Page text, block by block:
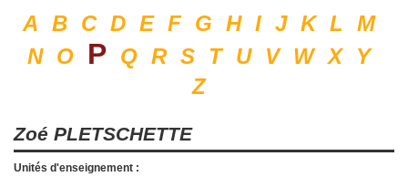
A B C D E F G H I J K L M
N
O P Q R S T U V W X
Y
Z
Zoé PLETSCHETTE
Unités d'enseignement :